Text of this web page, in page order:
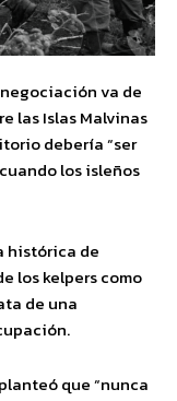
va de
las Islas Malvinas
debería “ser
los isleños
histórica de
los kelpers como
de una
que “nunca